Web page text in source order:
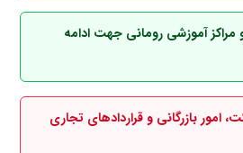
و مراکز آموزشی رومانی جهت ادامه
امور بازرگانی و قراردادهای تجاری